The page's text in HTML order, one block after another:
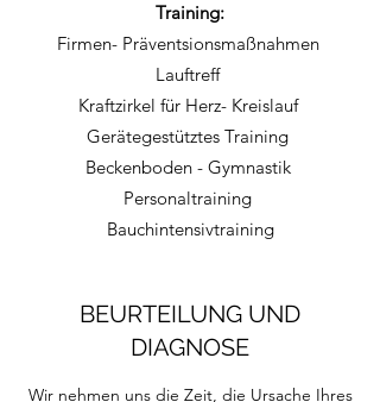
Training:
Firmen- Präventsionsmaßnahmen
Lauftreff
Kraftzirkel für Herz- Kreislauf
Gerätegestütztes Training
Beckenboden - Gymnastik
Personaltraining
Bauchintensivtraining
BEURTEILUNG UND
DIAGNOSE
Wir nehmen uns die Zeit, die Ursache Ihres